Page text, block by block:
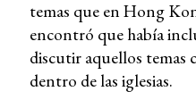
temas que en Hong
encontró que había
discutir aquellos temas
dentro de las iglesias.